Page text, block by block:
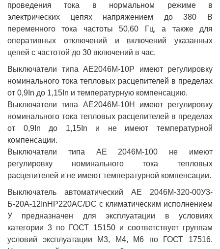
проведения тока в нормальном режиме в
электрических цепях напряжением до 380 В
переменного тока частоты 50,60 Гц, а также для
оперативных отключений и включений указанных
цепей с частотой до 30 включений в час.
Выключатели типа АЕ2046М-10Р имеют регулировку
номинального тока тепловых расцепителей в пределах
от 0,9In до 1,15In и температурную компенсацию.
Выключатели типа АЕ2046М-10Н имеют регулировку
номинального тока тепловых расцепителей в пределах
от 0,9In до 1,15In и не имеют температурной
компенсации.
Выключатели типа АЕ 2046М-100 не имеют
регулировку номинального тока тепловых
расцепителей и не имеют температурной компенсации.
Выключатель автоматический АЕ 2046М-320-00У3-
Б-20А-12InНР220AC/DC с климатическим исполнением
У предназначен для эксплуатации в условиях
категории 3 по ГОСТ 15150 и соответствует группам
условий эксплуатации М3, М4, М6 по ГОСТ 17516.